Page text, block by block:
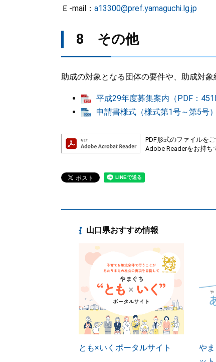
Ｅ-mail： a13300@pref.yamaguchi.lg.jp
8 その他
助成の対象となる団体の要件や、助成対
平成29年度募集案内（PDF：
申請書様式（様式第1号～第5号
PDF形式のファイルを
Adobe Readerをお持ち
山口県おすすめ情報
とも×いくポータルサイト
や